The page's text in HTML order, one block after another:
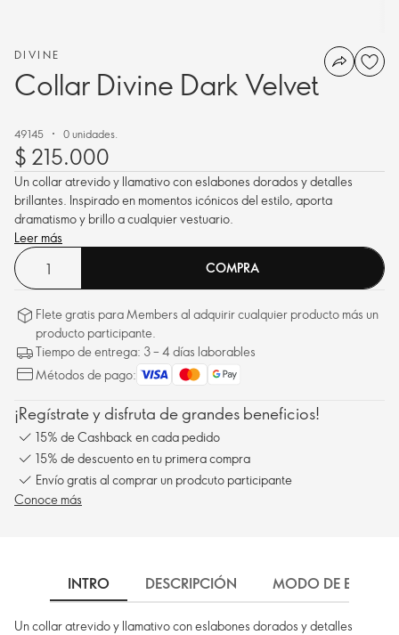
DIVINE
Collar Divine Dark Velvet
49145 0 unidades.
$ 215.000
Un collar atrevido y llamativo con eslabones dorados y detalles
brillantes. Inspirado en momentos icónicos del estilo, aporta
dramatismo y brillo a cualquier vestuario.
Leer más
COMPRA
Flete gratis para Members al adquirir cualquier producto más un
producto participante.
Tiempo de entrega: 3 – 4 días laborables
Métodos de pago:
¡Regístrate y disfruta de grandes beneficios!
15% de Cashback en cada pedido
15% de descuento en tu primera compra
Envío gratis al comprar un prodcuto participante
Conoce más
INTRO DESCRIPCIÓN MODO DE EMPLEO
Un collar atrevido y llamativo con eslabones dorados y detalles